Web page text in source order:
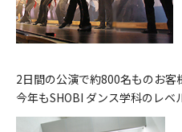
2日間の公演で約800名ものお客
今年もSHOBI ダンス学科のレベ